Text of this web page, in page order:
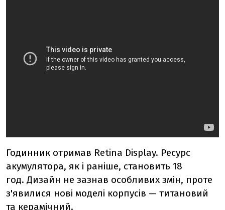
Годинник отримав Retina Display. Ресурс
акумулятора, як і раніше, становить 18
год. Дизайн не зазнав особливих змін, проте
з'явилися нові моделі корпусів — титановий
та керамічний.